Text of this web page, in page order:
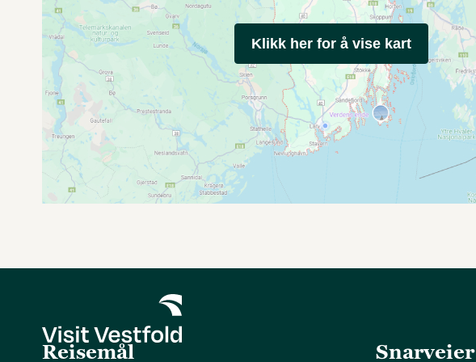
Klikk her for å vise kart
Reisemål Snarveier